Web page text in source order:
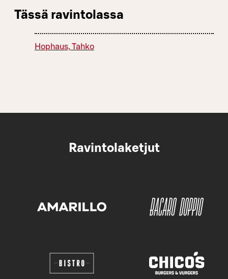
Tässä ravintolassa
Hophaus, Tahko
Ravintolaketjut